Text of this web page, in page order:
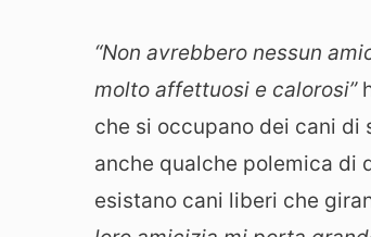
“Non avrebbero nessun
molto affettuosi e calorosi”
che si occupano dei cani di
anche qualche polemica di
esistano cani liberi che